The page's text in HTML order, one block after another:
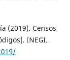
(2019). Censos
INEGI.